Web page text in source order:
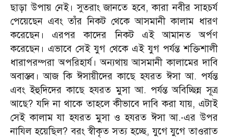
ছাড়া উপায় নেই। সুতরাং জানতে হবে, কারা নবীর সাহচর্য
পেয়েছেন এবং তাঁর নিকট থেকে আসমানী কালাম ধারণ
করেছেন। এরপর কাদের নিকট এই আমানত অর্পণ
করেছেন। এভাবে সেই যুগ থেকে এই যুগ পর্যন্ত শক্তিশালী
ধারাপরম্পরা অপরিহার্য। অন্যথায় আসমানী কালামের দাবি
অবাস্তব। আজ কি ঈসায়ীদের কাছে হযরত ঈসা আ. পর্যন্ত
এবং ইহুদিদের কাছে হযরত মুসা আ. পর্যন্ত অবিচ্ছিন্ন সূত্র
আছে? যদি না থাকে তাহলে কীভাবে দাবি করা যায়, এটাই
সেই কালাম যা হযরত মুসা ও হযরত ঈসা আ.-এর উপর
নাযিল হয়েছিল? বরং স্বীকৃত সত্য হচ্ছে, যুগে যুগে তাওরাত